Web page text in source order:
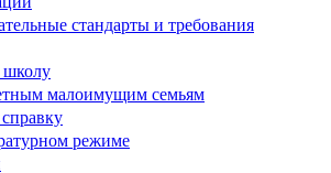
стандарты и требования
малоимущим семьям
справку
режиме